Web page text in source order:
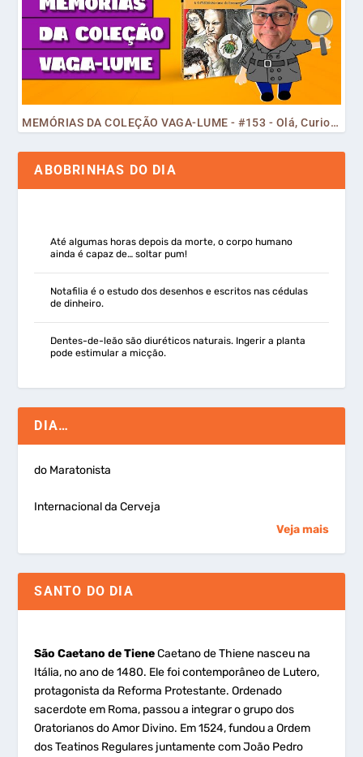
MEMÓRIAS DA COLEÇÃO VAGA-LUME - #153 - Olá, Curiosos! 2023
ABOBRINHAS DO DIA
Até algumas horas depois da morte, o corpo humano
ainda é capaz de… soltar pum!
Notafilia é o estudo dos desenhos e escritos nas cédulas
de dinheiro.
Dentes-de-leão são diuréticos naturais. Ingerir a planta
pode estimular a micção.
DIA…
do Maratonista
Internacional da Cerveja
Veja mais
SANTO DO DIA
São Caetano de TieneCaetano de Thiene nasceu na
Itália, no ano de 1480. Ele foi contemporâneo de Lutero,
protagonista da Reforma Protestante. Ordenado
sacerdote em Roma, passou a integrar o grupo dos
Oratorianos do Amor Divino. Em 1524, fundou a Ordem
dos Teatinos Regulares juntamente com João Pedro